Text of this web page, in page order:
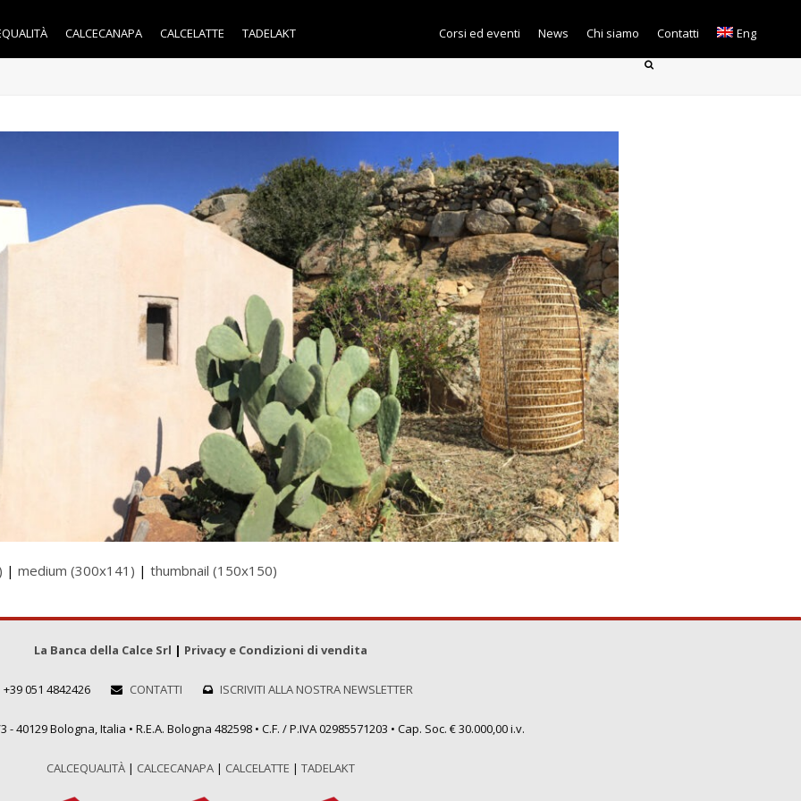
CALCECANAPA CALCELATTE TADELAKT Corsi ed eventi News Chi siamo Contatti Eng
| medium (300x141) | thumbnail (150x150)
La Banca della Calce Srl | Privacy e Condizioni di vendita
+39 051 4842426 CONTATTI ISCRIVITI ALLA NOSTRA NEWSLETTER
40129 Bologna, Italia • R.E.A. Bologna 482598 • C.F. / P.IVA 02985571203 • Cap. Soc. € 30.000,00 i.v.
CALCEQUALITÀ| CALCECANAPA| CALCELATTE | TADELAKT